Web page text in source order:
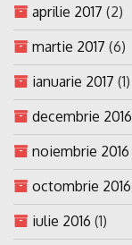
aprilie 2017 (2)
martie 2017 (6)
ianuarie 2017 (1)
decembrie 2016
noiembrie 2016
octombrie 2016
iulie 2016 (1)